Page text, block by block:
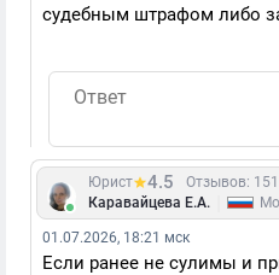
судебным штрафом либо
Юрист 4.5
Отзывов:
Каравайцева Е.А.
01.07.2026, 18:21 мск
Если ранее не сулимы и